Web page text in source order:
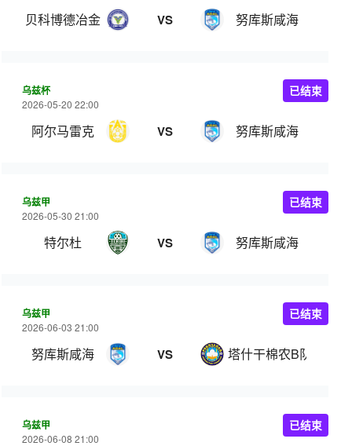
贝科博德冶金 VS 努库斯咸海
乌兹杯
2026-05-20 22:00
阿尔马雷克 VS 努库斯咸海
已结束
乌兹甲
2026-05-30 21:00
特尔杜 VS 努库斯咸海
已结束
乌兹甲
2026-06-03 21:00
努库斯咸海 VS 塔什干棉农B队
已结束
乌兹甲
2026-06-08 21:00
已结束